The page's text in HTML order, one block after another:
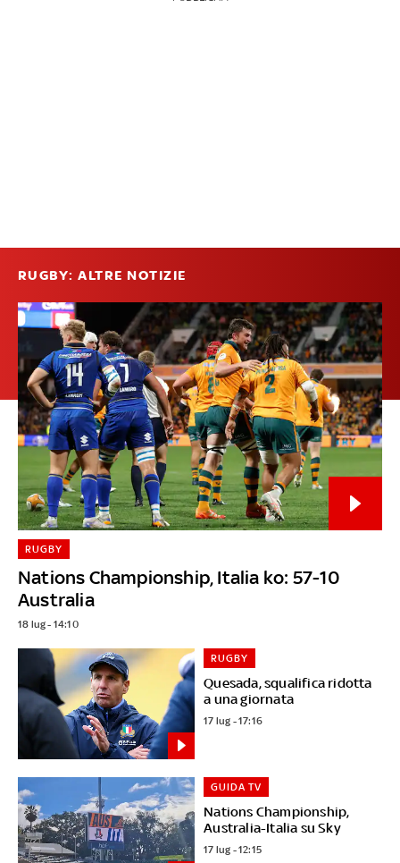
RUGBY: ALTRE NOTIZIE
Nations Championship, Italia ko: 57-10
Australia
RUGBY
18 lug - 14:10
Quesada, squalifica ridotta
a una giornata
RUGBY
17 lug - 17:16
Nations Championship,
Australia-Italia su Sky
GUIDA TV
17 lug - 12:15